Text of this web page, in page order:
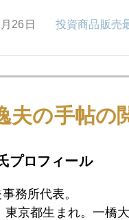
26日 投資商品販売
23日 バレンシア州
夫の手帖の
プロフィール
務所代表。
東京都生まれ。一橋